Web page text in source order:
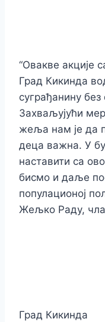
“Овакве акције
Град Кикинда
суграђанину
Захваљујући
жеља нам је да
деца важна. У
наставити са
бисмо и даље
популационој
Жељко Раду,
Град Кикинда